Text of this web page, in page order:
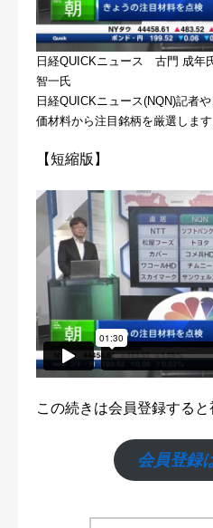
日経QUICKニュース 古門 成年
智一氏
日経QUICKニュース(NQN)記者
価材料から注目銘柄を厳選します
【短縮版】
この続きは会員登録する
会員登録